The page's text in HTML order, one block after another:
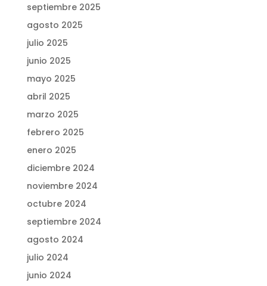
septiembre 2025
agosto 2025
julio 2025
junio 2025
mayo 2025
abril 2025
marzo 2025
febrero 2025
enero 2025
diciembre 2024
noviembre 2024
octubre 2024
septiembre 2024
agosto 2024
julio 2024
junio 2024